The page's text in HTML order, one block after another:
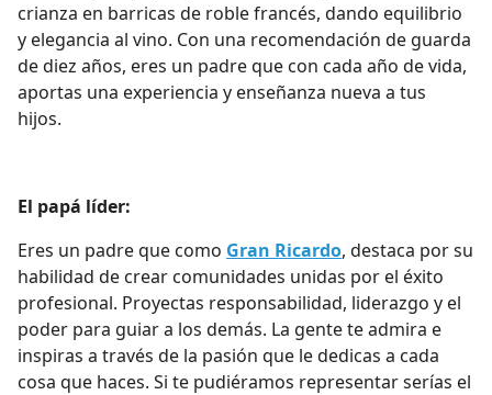
crianza en barricas de roble francés, dando equilibrio
y elegancia al vino. Con una recomendación de guarda
de diez años, eres un padre que con cada año de vida,
aportas una experiencia y enseñanza nueva a tus
hijos.
El papá líder:
Eres un padre que como Gran Ricardo, destaca por su
habilidad de crear comunidades unidas por el éxito
profesional. Proyectas responsabilidad, liderazgo y el
poder para guiar a los demás. La gente te admira e
inspiras a través de la pasión que le dedicas a cada
cosa que haces. Si te pudiéramos representar serías el